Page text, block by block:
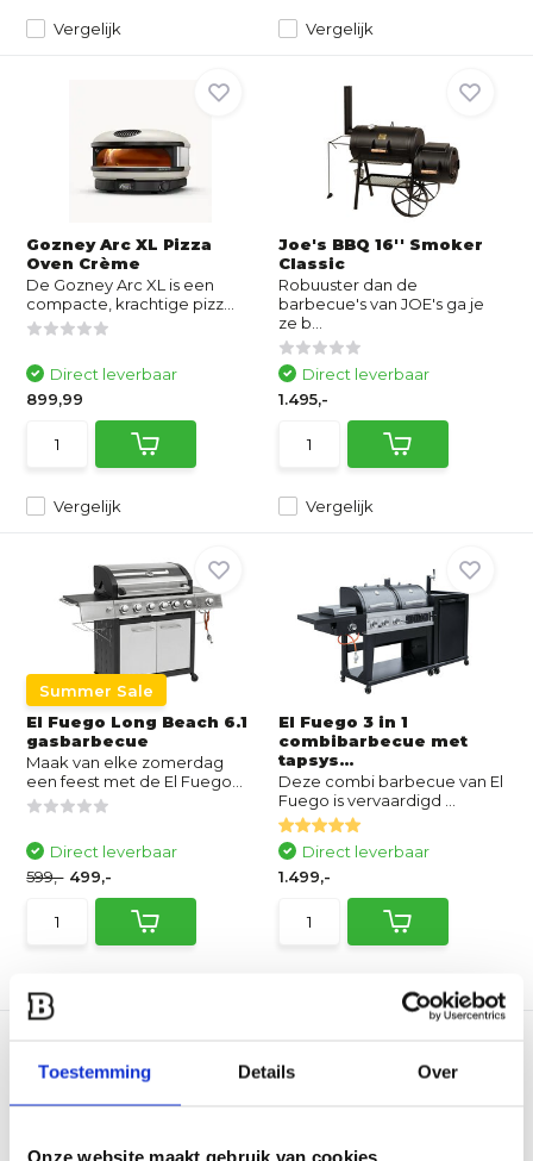
Toestemming Details Over
Onze website maakt gebruik van cookies
Vergelijk Vergelijk
Gozney Arc XL Pizza
Oven Crème
De Gozney Arc XL is een
compacte, krachtige pizz...
Vergelijk
Direct leverbaar
899,99
Joe's BBQ 16'' Smoker
Classic
Robuuster dan de
barbecue's van JOE's ga je
ze b...
Vergelijk
Direct leverbaar
1.495,-
Summer Sale
El Fuego Long Beach 6.1
gasbarbecue
Maak van elke zomerdag
een feest met de El Fuego...
Direct leverbaar
599,- 499,-
El Fuego 3 in 1
combibarbecue met
tapsys...
Deze combi barbecue van El
Fuego is vervaardigd ...
Direct leverbaar
1.499,-